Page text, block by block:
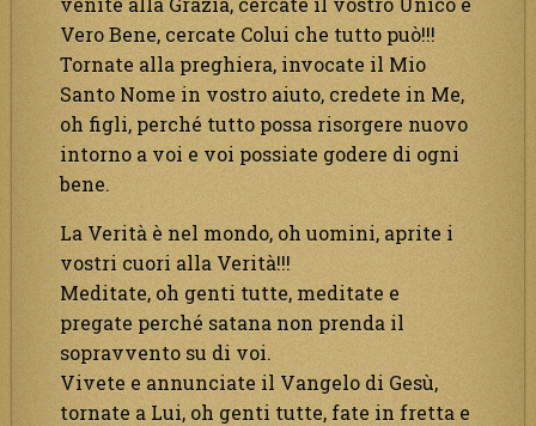
Vero Bene, cercate Colui che tutto può!!!
Tornate alla preghiera, invocate il Mio
Santo Nome in vostro aiuto, credete in Me,
oh figli, perché tutto possa risorgere nuovo
intorno a voi e voi possiate godere di ogni
bene.
La Verità è nel mondo, oh uomini, aprite i
vostri cuori alla Verità!!!
Meditate, oh genti tutte, meditate e
pregate perché satana non prenda il
sopravvento su di voi.
Vivete e annunciate il Vangelo di Gesù,
tornate a Lui, oh genti tutte, fate in fretta e